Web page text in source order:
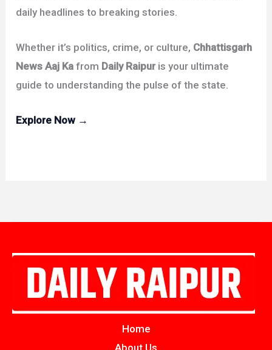
daily headlines to breaking stories.
Whether it’s politics, crime, or culture, Chhattisgarh
News Aaj Ka from Daily Raipuris your ultimate
guide to understanding the pulse of the state.
Explore Now →
Home
About Us